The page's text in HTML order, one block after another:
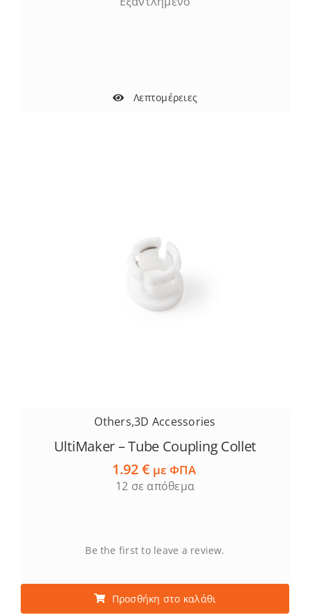
Λεπτομέρειες
Others,3D Accessories
UltiMaker – Tube Coupling Collet
1.92€ με ΦΠΑ
12 σε απόθεμα
Be the first to leave a review.
Προσθήκη στο καλάθι